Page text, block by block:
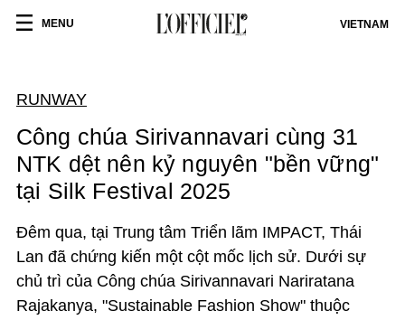
MENU VIETNAM
RUNWAY
Công chúa Sirivannavari cùng 31
NTK dệt nên kỷ nguyên "bền vững"
tại Silk Festival 2025
Đêm qua, tại Trung tâm Triển lãm IMPACT, Thái
Lan đã chứng kiến một cột mốc lịch sử. Dưới sự
chủ trì của Công chúa Sirivannavari Nariratana
Rajakanya, "Sustainable Fashion Show" thuộc